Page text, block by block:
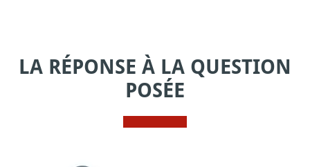
LA RÉPONSE À LA QUESTION
POSÉE